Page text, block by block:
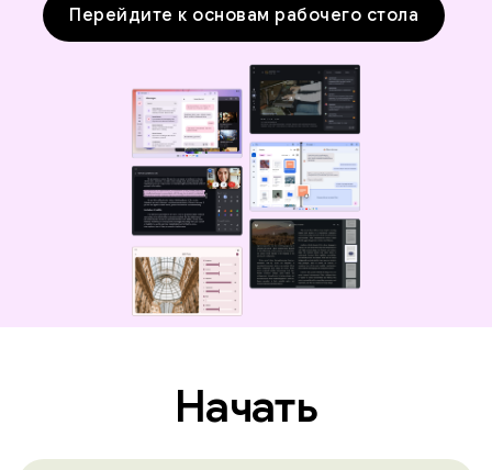
Перейдите к основам рабочего стола
Начать